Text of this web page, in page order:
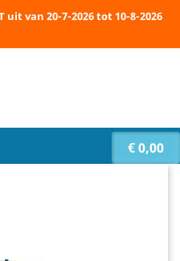
van 20-7-2026 tot 10-8-2026
€ 0,00